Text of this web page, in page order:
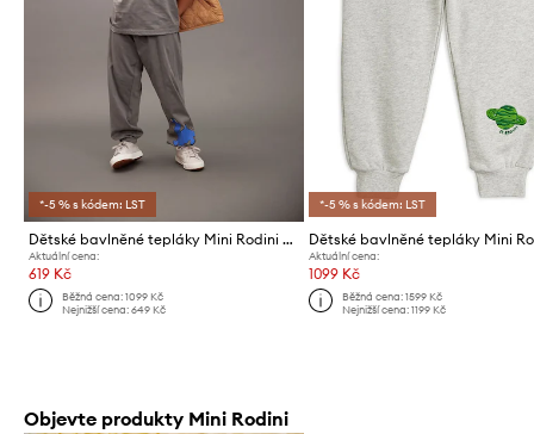
*-5 % s kódem: LST
Dětské bavlněné tepláky Mini Rodini Dino
Aktuální cena:
619 Kč
Běžná cena:1099 Kč
Nejnižší cena:649 Kč
*-5 % s kódem: LST
Aktuální cena:
1099 Kč
Běžná cena: 1599 Kč
Nejnižší cena: 1199 Kč
Objevte produkty Mini Rodini